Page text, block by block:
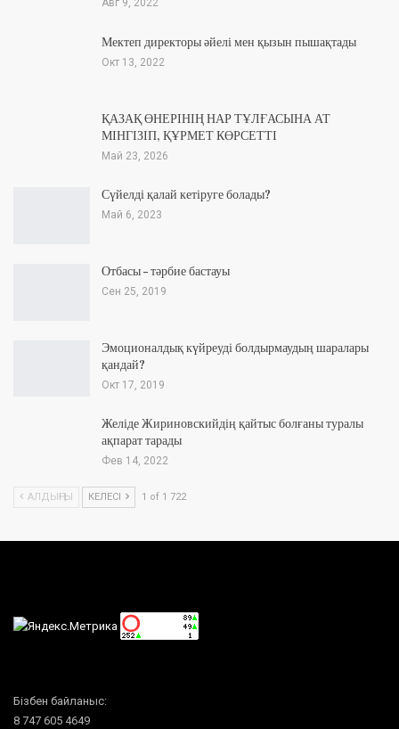
Авг 9, 2022
Мектеп директоры әйелі мен қызын пышақтады
Окт 13, 2022
ҚАЗАҚ ӨНЕРІНІҢ НАР ТҰЛҒАСЫНА АТ
МІНГІЗІП, ҚҰРМЕТ КӨРСЕТТІ
Май 23, 2026
Сүйелді қалай кетіруге болады?
Май 6, 2023
Отбасы – тәрбие бастауы
Сен 25, 2019
Эмоционалдық күйреуді болдырмаудың шаралары
қандай?
Окт 17, 2019
Желіде Жириновскийдің қайтыс болғаны туралы
ақпарат тарады
Фев 14, 2022
АЛДЫҢҒЫ КЕЛЕСІ 1 of 1 722
Бізбен байланыс:
8 747 605 4649